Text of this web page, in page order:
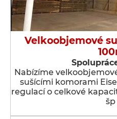
Velkoobjemové
Nabízíme
sušícími komorami
regulací o celkové